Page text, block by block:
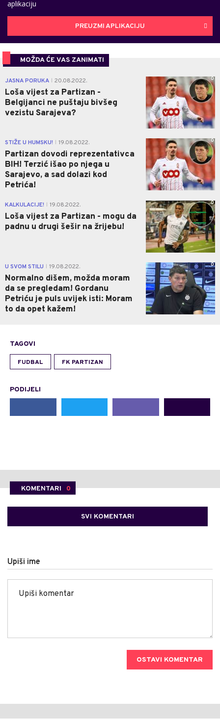
aplikaciju
PREUZMI APLIKACIJU
MOŽDA ĆE VAS ZANIMATI
JASNA PORUKA 20.08.2022.
Loša vijest za Partizan -
Belgijanci ne puštaju bivšeg
vezistu Sarajeva?
0
STIŽE U HUMSKU! 19.08.2022.
Partizan dovodi reprezentativca
BIH! Terzić išao po njega u
Sarajevo, a sad dolazi kod
Petrića!
0
KALKULACIJE! 19.08.2022.
Loša vijest za Partizan - mogu da
padnu u drugi šešir na žrijebu!
0
U SVOM STILU 19.08.2022.
Normalno dišem, možda moram
da se pregledam! Gordanu
Petriću je puls uvijek isti: Moram
to da opet kažem!
0
TAGOVI
FUDBAL FK PARTIZAN
PODIJELI
KOMENTARI 0
SVI KOMENTARI
Upiši ime
OSTAVI KOMENTAR